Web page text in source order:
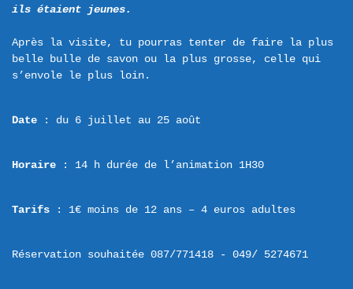
ils étaient jeunes.
Après la visite, tu pourras tenter de faire la plus
belle bulle de savon ou la plus grosse, celle qui
Date : du 6 juillet au 25 août
Horaire : 14 h durée de l’animation 1H30
Tarifs : 1€ moins de 12 ans – 4 euros adultes
Réservation souhaitée 087/771418 - 049/ 5274671